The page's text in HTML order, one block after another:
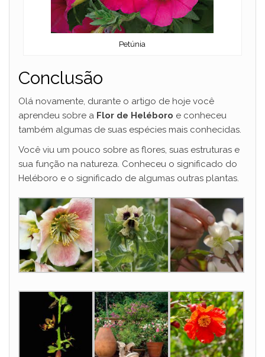
Petúnia
Conclusão
Olá novamente, durante o artigo de hoje você
aprendeu sobre a Flor de Heléboro e conheceu
também algumas de suas espécies mais conhecidas.
Você viu um pouco sobre as flores, suas estruturas e
sua função na natureza. Conheceu o significado do
Heléboro e o significado de algumas outras plantas.